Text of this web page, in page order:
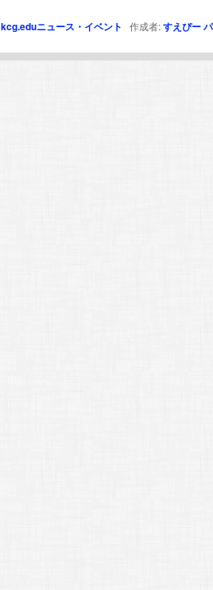
kcg.eduニュース・イベント 作成者:すえぴー